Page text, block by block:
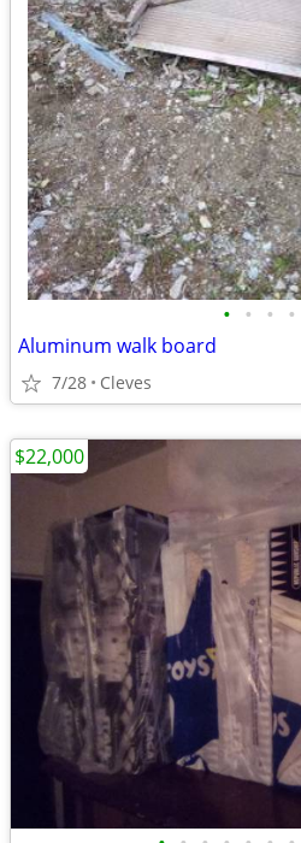
• • • •
Aluminum walk board
7/28 Cleves
$22,000